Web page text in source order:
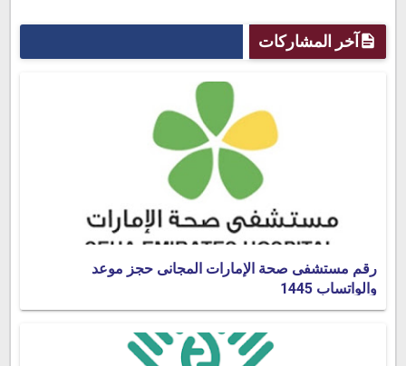
آخر المشاركات
رقم مستشفى صحة الإمارات المجانى حجز موعد
والواتساب 1445